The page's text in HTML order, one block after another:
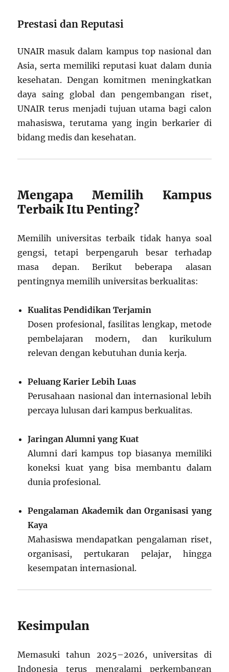
Prestasi dan Reputasi
UNAIR masuk dalam kampus top nasional dan
Asia, serta memiliki reputasi kuat dalam dunia
kesehatan. Dengan komitmen meningkatkan
daya saing global dan pengembangan riset,
UNAIR terus menjadi tujuan utama bagi calon
mahasiswa, terutama yang ingin berkarier di
bidang medis dan kesehatan.
Mengapa Memilih Kampus
Terbaik Itu Penting?
Memilih universitas terbaik tidak hanya soal
gengsi, tetapi berpengaruh besar terhadap
masa depan. Berikut beberapa alasan
pentingnya memilih universitas berkualitas:
Kualitas Pendidikan Terjamin
Dosen profesional, fasilitas lengkap, metode
pembelajaran modern, dan kurikulum
relevan dengan kebutuhan dunia kerja.
Peluang Karier Lebih Luas
Perusahaan nasional dan internasional lebih
percaya lulusan dari kampus berkualitas.
Jaringan Alumni yang Kuat
Alumni dari kampus top biasanya memiliki
koneksi kuat yang bisa membantu dalam
dunia profesional.
Pengalaman Akademik dan Organisasi yang
Kaya
Mahasiswa mendapatkan pengalaman riset,
organisasi, pertukaran pelajar, hingga
kesempatan internasional.
Kesimpulan
Memasuki tahun 2025–2026, universitas di
Indonesia terus mengalami perkembangan